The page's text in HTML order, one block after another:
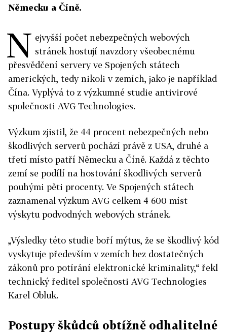
Německu a Číně.
N ejvyšší počet nebezpečných webových
stránek hostují navzdory všeobecnému
přesvědčení servery ve Spojených státech
amerických, tedy nikoli v zemích, jako je například
Čína. Vyplývá to z výzkumné studie antivirové
společnosti AVG Technologies.
Výzkum zjistil, že 44 procent nebezpečných nebo
škodlivých serverů pochází právě z USA, druhé a
třetí místo patří Německu a Číně. Každá z těchto
zemí se podílí na hostování škodlivých serverů
pouhými pěti procenty. Ve Spojených státech
zaznamenal výzkum AVG celkem 4 600 míst
výskytu podvodných webových stránek.
„Výsledky této studie boří mýtus, že se škodlivý kód
vyskytuje především v zemích bez dostatečných
zákonů pro potírání elektronické kriminality,“ řekl
technický ředitel společnosti AVG Technologies
Karel Obluk.
Postupy škůdců obtížně odhalitelné